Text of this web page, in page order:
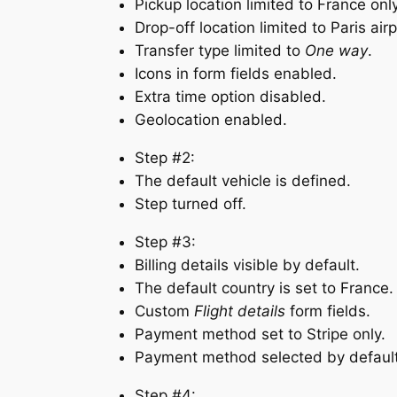
Pickup location limited to France
Drop-off location limited to Paris
Transfer type limited to One way.
Icons in form fields enabled.
Extra time option disabled.
Geolocation enabled.
Step #2:
The default vehicle is defined.
Step turned off.
Step #3:
Billing details visible by default.
The default country is set to France.
Custom Flight details form fields.
Payment method set to Stripe only.
Payment method selected by